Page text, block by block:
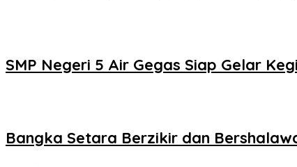
SMP Negeri 5 Air Gegas Siap Gelar
Bangka Setara Berzikir dan